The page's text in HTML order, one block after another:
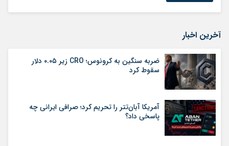
آخرین اخبار
ضربه سنگین به کرونوس؛ CRO زیر ۰.۰۵ دلار
سقوط کرد
آمریکا آبان‌تتر را تحریم کرد؛ صرافی ایرانی چه
پاسخی داد؟